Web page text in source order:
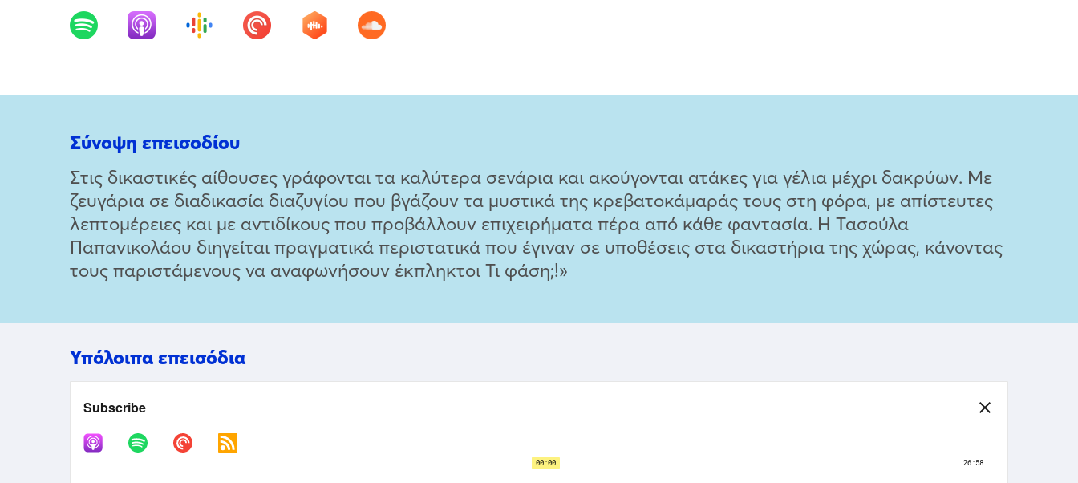
Σύνοψη επεισοδίου
Στις δικαστικές αίθουσες γράφονται τα καλύτερα σενάρια και ακούγονται ατάκες για γέλια μέχρι δακρύων. Με
ζευγάρια σε διαδικασία διαζυγίου που βγάζουν τα μυστικά της κρεβατοκάμαράς τους στη φόρα, με απίστευτες
λεπτομέρειες και με αντιδίκους που προβάλλουν επιχειρήματα πέρα από κάθε φαντασία. Η Τασούλα
Παπανικολάου διηγείται πραγματικά περιστατικά που έγιναν σε υποθέσεις στα δικαστήρια της χώρας, κάνοντας
τους παριστάμενους να αναφωνήσουν έκπληκτοι Τι φάση;!»
Υπόλοιπα επεισόδια